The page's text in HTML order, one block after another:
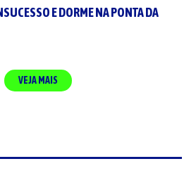
E DORME NA PONTA DA
VEJA MAIS